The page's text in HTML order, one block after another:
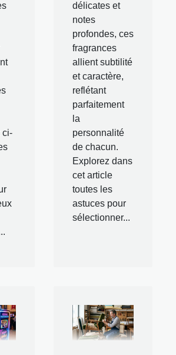
ci-
délicates et
notes
profondes, ces
fragrances
allient subtilité
et caractère,
reflétant
parfaitement
la
personnalité
de chacun.
Explorez dans
cet article
toutes les
astuces pour
sélectionner...